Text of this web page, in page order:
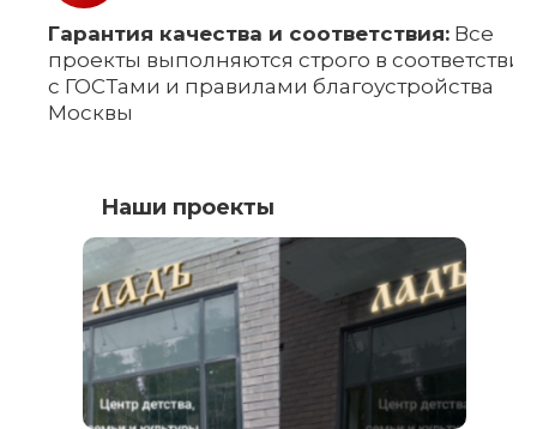
Гарантия качества и соответствия: Все
проекты выполняются строго в соответствии
с ГОСТами и правилами благоустройства
Москвы
Наши проекты